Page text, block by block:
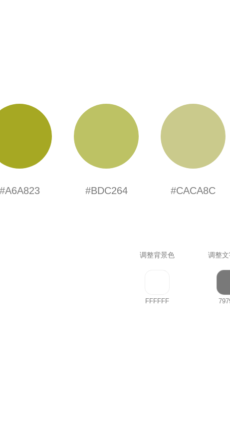
#A6A823 #BDC264 #CACA8C
调整背景色 调整